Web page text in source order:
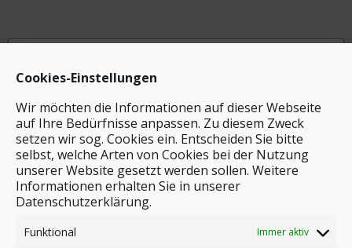
Cookies-Einstellungen
Wir möchten die Informationen auf dieser Webseite
auf Ihre Bedürfnisse anpassen. Zu diesem Zweck
setzen wir sog. Cookies ein. Entscheiden Sie bitte
selbst, welche Arten von Cookies bei der Nutzung
unserer Website gesetzt werden sollen. Weitere
Informationen erhalten Sie in unserer
Datenschutzerklärung.
Funktional Immer aktiv
Archiv
Stichwortsuche